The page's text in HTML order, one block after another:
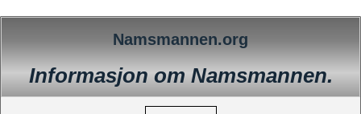
Namsmannen.org
Informasjon om Namsmannen.